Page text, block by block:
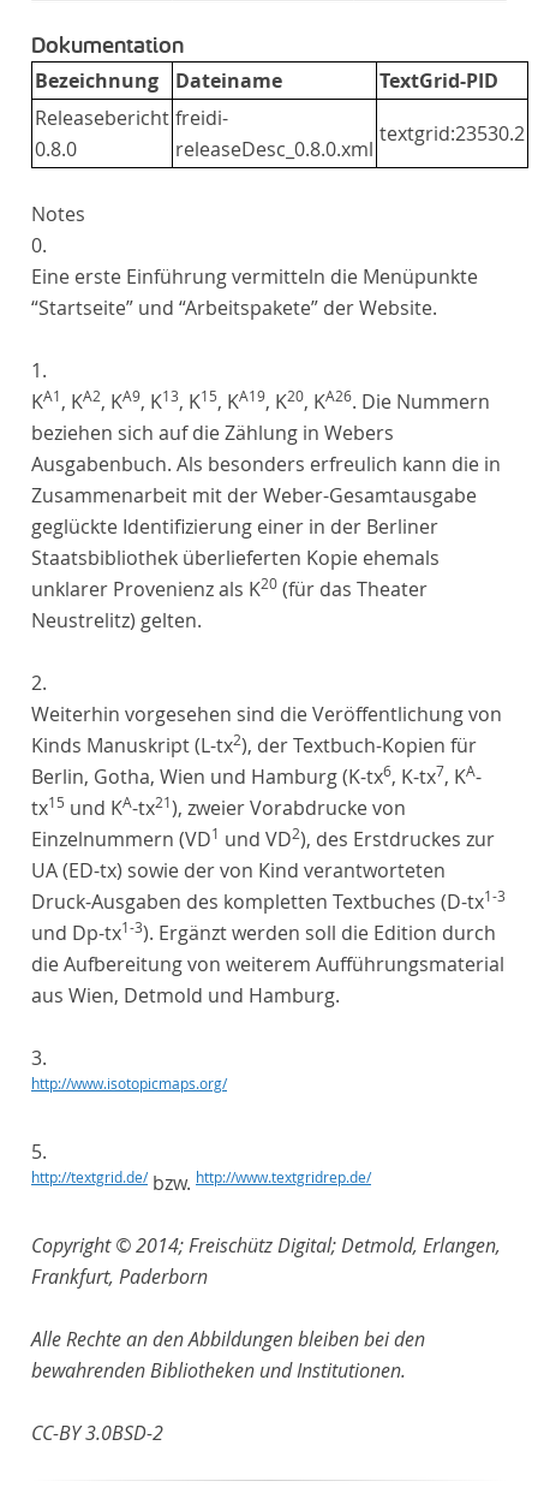
Dokumentation
Bezeichnung
Dateiname
TextGrid-PID
Releasebericht
0.8.0
freidi-
releaseDesc_0.8.0.xml
textgrid:23530.2
Notes
0.
Eine erste Einführung vermitteln die Menüpunkte
“Startseite” und “Arbeitspakete” der Website.
1.
KA1, KA2, KA9, K13, K15, KA19, K20, KA26. Die Nummern
beziehen sich auf die Zählung in Webers
Ausgabenbuch. Als besonders erfreulich kann die in
Zusammenarbeit mit der Weber-Gesamtausgabe
geglückte Identifizierung einer in der Berliner
Staatsbibliothek überlieferten Kopie ehemals
unklarer Provenienz als K20 (für das Theater
Neustrelitz) gelten.
2.
Weiterhin vorgesehen sind die Veröffentlichung von
Kinds Manuskript (L-tx2), der Textbuch-Kopien für
Berlin, Gotha, Wien und Hamburg (K-tx6, K-tx7, KA-
tx15 und KA-tx21), zweier Vorabdrucke von
Einzelnummern (VD1 und VD2), des Erstdruckes zur
UA (ED-tx) sowie der von Kind verantworteten
Druck-Ausgaben des kompletten Textbuches (D-tx1-3
und Dp-tx1-3). Ergänzt werden soll die Edition durch
die Aufbereitung von weiterem Aufführungsmaterial
aus Wien, Detmold und Hamburg.
3.
http://www.isotopicmaps.org/
5.
http://textgrid.de/ bzw. http://www.textgridrep.de/
Copyright © 2014; Freischütz Digital; Detmold, Erlangen,
Frankfurt, Paderborn
Alle Rechte an den Abbildungen bleiben bei den
bewahrenden Bibliotheken und Institutionen.
CC-BY 3.0BSD-2